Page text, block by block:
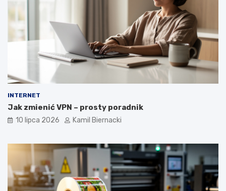
INTERNET
Jak zmienić VPN – prosty poradnik
10 lipca 2026 Kamil Biernacki